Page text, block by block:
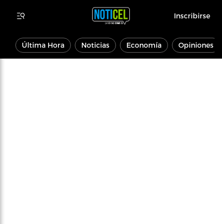
Inscribirse
Última Hora Noticias Economía Opiniones